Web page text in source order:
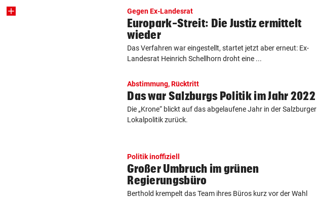
Gegen Ex-Landesrat
Europark-Streit: Die Justiz ermittelt
wieder
Das Verfahren war eingestellt, startet jetzt aber erneut: Ex-
Landesrat Heinrich Schellhorn droht eine ...
Abstimmung, Rücktritt
Das war Salzburgs Politik im Jahr 2022
Die „Krone“ blickt auf das abgelaufene Jahr in der Salzburger
Lokalpolitik zurück.
Politik inoffiziell
Großer Umbruch im grünen
Regierungsbüro
Berthold krempelt das Team ihres Büros kurz vor der Wahl